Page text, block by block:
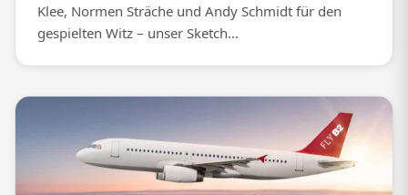
Klee, Normen Sträche und Andy Schmidt für den
gespielten Witz – unser Sketch...